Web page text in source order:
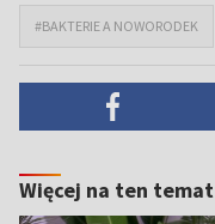
#BAKTERIE A NOWORODEK
Więcej na ten temat